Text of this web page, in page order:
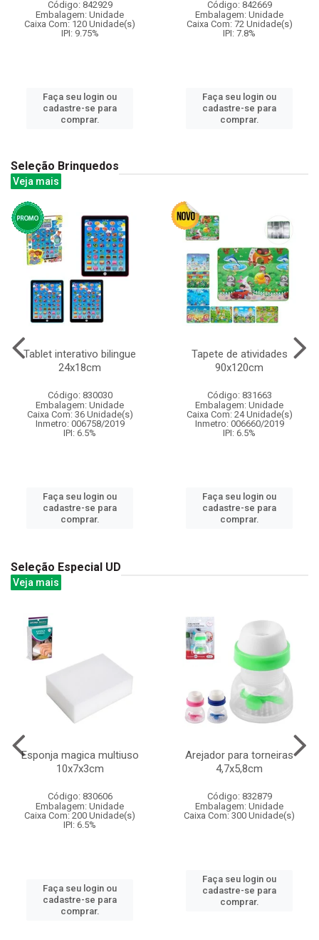
Código: 842929
Embalagem: Unidade
Caixa Com: 120 Unidade(s)
IPI: 9.75%
Faça seu login ou
cadastre-se para
comprar.
Código: 842669
Embalagem: Unidade
Caixa Com: 72 Unidade(s)
IPI: 7.8%
Faça seu login ou
cadastre-se para
comprar.
Seleção Brinquedos
Veja mais
Tablet interativo bilingue
24x18cm
Código: 830030
Embalagem: Unidade
Caixa Com: 36 Unidade(s)
Inmetro: 006758/2019
IPI: 6.5%
Faça seu login ou
cadastre-se para
comprar.
Tapete de atividades
90x120cm
Código: 831663
Embalagem: Unidade
Caixa Com: 24 Unidade(s)
Inmetro: 006660/2019
IPI: 6.5%
Faça seu login ou
cadastre-se para
comprar.
Seleção Especial UD
Veja mais
Esponja magica multiuso
10x7x3cm
Código: 830606
Embalagem: Unidade
Caixa Com: 200 Unidade(s)
IPI: 6.5%
Faça seu login ou
cadastre-se para
comprar.
Arejador para torneiras
4,7x5,8cm
Código: 832879
Embalagem: Unidade
Caixa Com: 300 Unidade(s)
Faça seu login ou
cadastre-se para
comprar.